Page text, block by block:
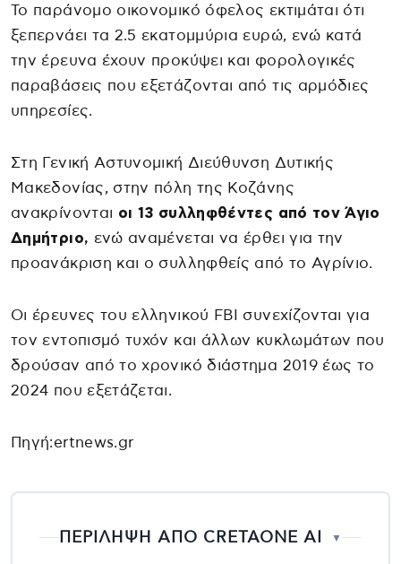
Το παράνομο οικονομικό όφελος εκτιμάται ότι
ξεπερνάει τα 2.5 εκατομμύρια ευρώ, ενώ κατά
την έρευνα έχουν προκύψει και φορολογικές
παραβάσεις που εξετάζονται από τις αρμόδιες
υπηρεσίες.
Στη Γενική Αστυνομική Διεύθυνση Δυτικής
Μακεδονίας, στην πόλη της Κοζάνης
ανακρίνονται οι 13 συλληφθέντες από τον Άγιο
Δημήτριο, ενώ αναμένεται να έρθει για την
προανάκριση και ο συλληφθείς από το Αγρίνιο.
Οι έρευνες του ελληνικού FΒΙ συνεχίζονται για
τον εντοπισμό τυχόν και άλλων κυκλωμάτων που
δρούσαν από το χρονικό διάστημα 2019 έως το
2024 που εξετάζεται.
Πηγή:ertnews.gr
ΠΕΡΙΛΗΨΗ ΑΠΟ CRETAONE AI ▼